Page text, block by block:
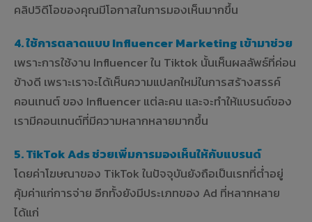
คลิปวิดีโอของคุณมีโอกาสในการมองเห็นมากขึ้น
4. ใช้การตลาดแบบ Influencer Marketing เข้ามาช่วย
เพราะการใช้งาน Influencer ใน Tiktok นั้นเห็นผลลัพธ์ที่ค่อน
ข้างดี เพราะเราจะได้เห็นความแปลกใหม่ในการสร้างสรรค์
คอนเทนต์ ของ Influencer แต่ละคน และจะทำให้แบรนด์ของ
เรามีคอนเทนต์ที่มีความหลากหลายมากขึ้น
5. TikTok Ads ช่วยเพิ่มการมองเห็นให้กับแบรนด์
โดยค่าโฆษณาของ TikTok ในปัจจุบันยังถือเป็นเรทที่ต่ำอยู่
คุ้มค่าแก่การจ่าย อีกทั้งยังมีประเภทของ Ad ที่หลากหลาย
ได้แก่